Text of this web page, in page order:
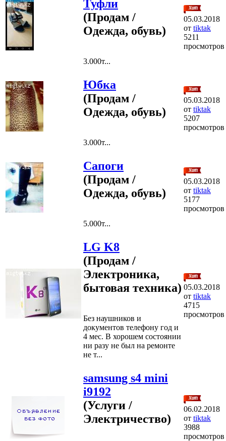
Туфли
(Продам /
Одежда, обувь)
3.000т...
05.03.2018
от tiktak
5211
просмотров
Юбка
(Продам /
Одежда, обувь)
3.000т...
05.03.2018
от tiktak
5207
просмотров
Сапоги
(Продам /
Одежда, обувь)
5.000т...
05.03.2018
от tiktak
5177
просмотров
LG K8
(Продам /
Электроника,
бытовая техника)
Без наушников и
документов телефону год и
4 мес. В хорошем состоянии
ни разу не был на ремонте
не т...
05.03.2018
от tiktak
4715
просмотров
samsung s4 mini
i9192
(Услуги /
Электричество)
06.02.2018
от tiktak
3988
просмотров